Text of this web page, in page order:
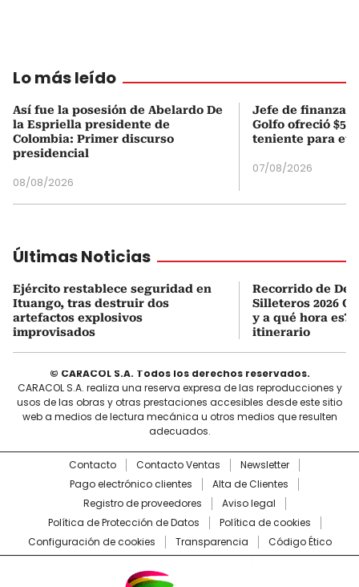
Lo más leído
Así fue la posesión de Abelardo De
la Espriella presidente de
Colombia: Primer discurso
presidencial
08/08/2026
Jefe de finanzas
Golfo ofreció
teniente para
07/08/2026
Últimas Noticias
Ejército restablece seguridad en
Ituango, tras destruir dos
artefactos explosivos
improvisados
Recorrido de
Silleteros 2026
y a qué hora es?
itinerario
© CARACOL S.A. Todos los derechos reservados.
CARACOL S.A. realiza una reserva expresa de las reproducciones y
usos de las obras y otras prestaciones accesibles desde este sitio
web a medios de lectura mecánica u otros medios que resulten
adecuados.
Contacto Contacto Ventas
Newsletter
Pago electrónico clientes
Alta de Clientes
Registro de proveedores
Aviso legal
Política de Protección de Datos
Política de cookies
Configuración de cookies
Transparencia Código Ético